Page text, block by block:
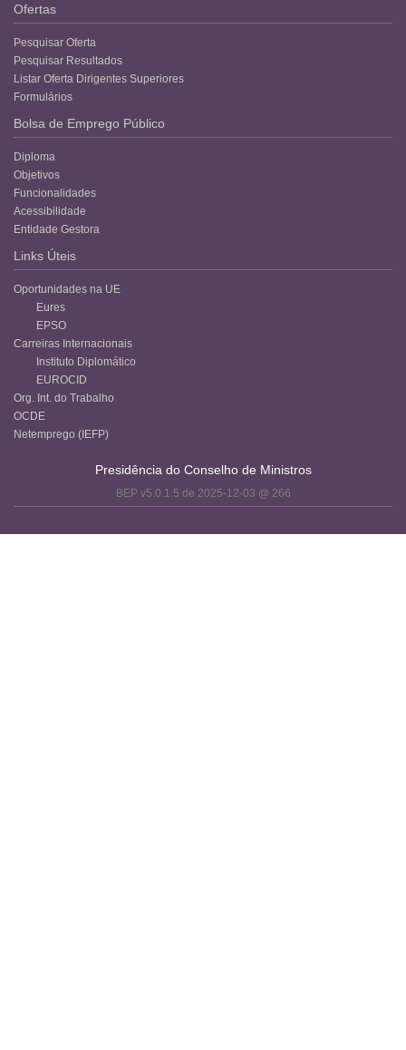
Ofertas
Pesquisar Oferta
Pesquisar Resultados
Listar Oferta Dirigentes Superiores
Formulários
Bolsa de Emprego Público
Diploma
Objetivos
Funcionalidades
Acessibilidade
Entidade Gestora
Links Úteis
Oportunidades na UE
Eures
EPSO
Carreiras Internacionais
Instituto Diplomático
EUROCID
Org. Int. do Trabalho
OCDE
Netemprego (IEFP)
Presidência do Conselho de Ministros
BEP v5.0.1.5 de 2025-12-03 @ 266